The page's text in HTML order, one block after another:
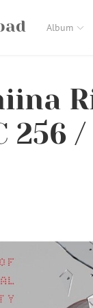
Album
256